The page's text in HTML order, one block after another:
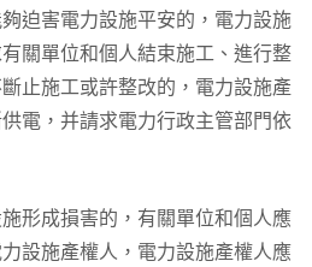
迫害電力設施平安的，電力設施
關單位和個人結束施工、進行整
止施工或許整改的，電力設施產
電，并請求電力行政主管部門依
形成損害的，有關單位和個人應
設施產權人，電力設施產權人應